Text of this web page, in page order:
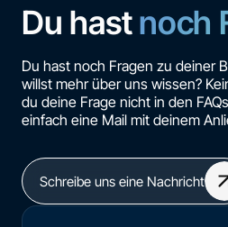
Du hastnoch
Du hast noch Fragen zu deiner
willst mehr über uns wissen?
du deine Frage nicht in den
einfach eine Mail mit deinem
Schreibe uns eine Nachricht